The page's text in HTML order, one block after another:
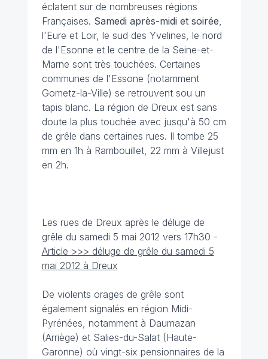
éclatent sur de nombreuses régions
Françaises. Samedi après-midi et soirée,
l'Eure et Loir, le sud des Yvelines, le nord
de l'Esonne et le centre de la Seine-et-
Marne sont très touchées. Certaines
communes de l'Essone (notamment
Gometz-la-Ville) se retrouvent sou un
tapis blanc. La région de Dreux est sans
doute la plus touchée avec jusqu'à 50 cm
de grêle dans certaines rues. Il tombe 25
mm en 1h à Rambouillet, 22 mm à Villejust
en 2h.
Les rues de Dreux après le déluge de
grêle du samedi 5 mai 2012 vers 17h30 -
Article >>> déluge de grêle du samedi 5
mai 2012 à Dreux
De violents orages de grêle sont
également signalés en région Midi-
Pyrénées, notamment à Daumazan
(Arriège) et Salies-du-Salat (Haute-
Garonne) où vingt-six pensionnaires de la